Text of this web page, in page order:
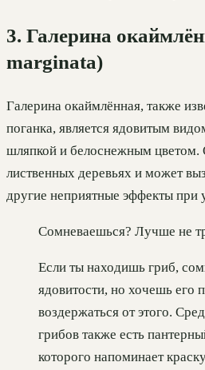
3. Галерина
marginata)
Галерина окаймлённая, также
поганка, является ядовитым
шляпкой и белоснежным цветом.
лиственных деревьях и может
другие неприятные эффекты при
Сомневаешься? Лучше не
Если ты находишь гриб,
ядовитости, но хочешь его
воздержаться от этого.
грибов также есть
которого напоминает